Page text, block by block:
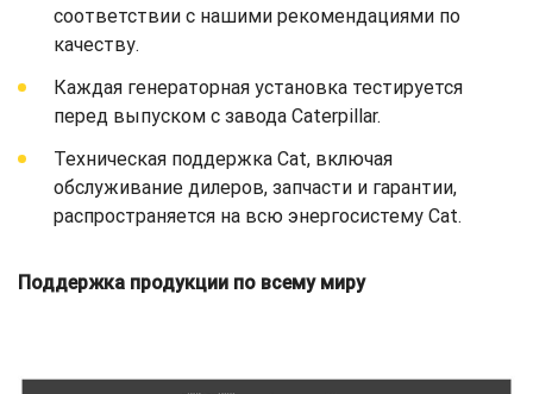
соответствии с нашими рекомендациями по
качеству.
Каждая генераторная установка тестируется
перед выпуском с завода Caterpillar.
Техническая поддержка Cat, включая
обслуживание дилеров, запчасти и гарантии,
распространяется на всю энергосистему Cat.
Поддержка продукции по всему миру